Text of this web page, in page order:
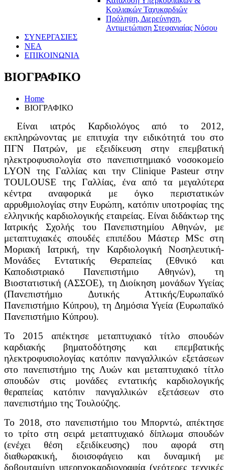
Κοιλιακών Ταχυκαρδιών
Πρόληψη, Διερεύνηση,
Αντιμετώπιση Στεφανιαίας Νόσου
ΣΥΝΕΡΓΑΣΙΕΣ
ΝΕΑ
ΕΠΙΚΟΙΝΩΝΙΑ
ΒΙΟΓΡΑΦΙΚΟ
Home
ΒΙΟΓΡΑΦΙΚΟ
Είναι ιατρός Καρδιολόγος από το 2012,
εκπληρώνοντας με επιτυχία την ειδικότητά του στο
ΠΓΝ Πατρών, με εξειδίκευση στην επεμβατική
ηλεκτροφυσιολογία στο πανεπιστημιακό νοσοκομείο
LYON της Γαλλίας και την Clinique Pasteur στην
TOULOUSE της Γαλλίας, ένα από τα μεγαλύτερα
κέντρα αναφορικά με όγκο περιστατικών
αρρυθμιολογίας στην Ευρώπη, κατόπιν υποτροφίας της
ελληνικής καρδιολογικής εταιρείας. Είναι διδάκτωρ της
Ιατρικής Σχολής του Πανεπιστημίου Αθηνών, με
μεταπτυχιακές σπουδές επιπέδου Μάστερ MSc στη
Μοριακή Ιατρική, την Καρδιολογική Νοσηλευτική-
Mονάδες Εντατικής Θεραπείας (Εθνικό και
Καποδιστριακό Πανεπιστήμιο Αθηνών), τη
Βιοστατιστική (ΑΣΣΟΕ), τη Διοίκηση μονάδων Υγείας
(Πανεπιστήμιο Δυτικής Αττικής/Ευρωπαϊκό
Πανεπιστήμιο Κύπρου), τη Δημόσια Υγεία (Ευρωπαϊκό
Πανεπιστήμιο Κύπρου).
Το 2015 απέκτησε μεταπτυχιακό τίτλο σπουδών
καρδιακής βηματοδότησης και επεμβατικής
ηλεκτροφυσιολογίας κατόπιν πανγαλλικών εξετάσεων
στο πανεπιστήμιο της Λυών και μεταπτυχιακό τίτλο
σπουδών στις μονάδες εντατικής καρδιολογικής
θεραπείας κατόπιν πανγαλλικών εξετάσεων στο
πανεπιστήμιο της Τουλούζης.
Το 2018, στο πανεπιστήμιο του Μπορντώ, απέκτησε
το τρίτο στη σειρά μεταπτυχιακό δίπλωμα σπουδών
(ενέχει θέση εξειδίκευσης) που αφορά στη
διαθωρακική, διοισοφάγειο και δυναμική με
δοβουταμίνη υπερηχοκαρδιογραφία (νεότερες τεχνικές